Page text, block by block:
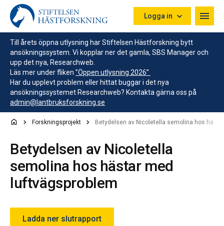
Hoppa till innehåll
Logga in
Till årets öppna utlysning har Stiftelsen Hästforskning bytt
ansökningssystem. Vi kopplar ner det gamla, SBS Manager och
upp det nya, Researchweb.
Läs mer under fliken ”Öppen utlysning 2026”
Har du upplevt problem eller hittat buggar i det nya
ansökningssystemet Researchweb? Kontakta gärna oss på
admin@lantbruksforskning.se
Forskningsprojekt Betydelsen av Nicoletella semolina hos
Betydelsen av Nicoletella
semolina hos hästar med
luftvägsproblem
Ladda ner slutrapport